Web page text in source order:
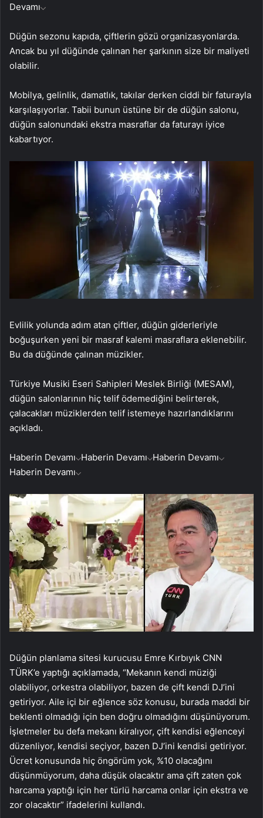
Devamı
Düğün sezonu kapıda, çiftlerin gözü organizasyonlarda.
Ancak bu yıl düğünde çalınan her şarkının size bir maliyeti
olabilir.
Mobilya, gelinlik, damatlık, takılar derken ciddi bir faturayla
karşılaşıyorlar. Tabii bunun üstüne bir de düğün salonu,
düğün salonundaki ekstra masraflar da faturayı iyice
kabartıyor.
Evlilik yolunda adım atan çiftler, düğün giderleriyle
boğuşurken yeni bir masraf kalemi masraflara eklenebilir.
Bu da düğünde çalınan müzikler.
Türkiye Musiki Eseri Sahipleri Meslek Birliği (MESAM),
düğün salonlarının hiç telif ödemediğini belirterek,
çalacakları müziklerden telif istemeye hazırlandıklarını
açıkladı.
Haberin Devamı Haberin Devamı Haberin Devamı
Haberin Devamı
Düğün planlama sitesi kurucusu Emre Kırbıyık CNN
TÜRK’e yaptığı açıklamada, “Mekanın kendi müziği
olabiliyor, orkestra olabiliyor, bazen de çift kendi DJ’ini
getiriyor. Aile içi bir eğlence söz konusu, burada maddi bir
beklenti olmadığı için ben doğru olmadığını düşünüyorum.
İşletmeler bu defa mekanı kiralıyor, çift kendisi eğlenceyi
düzenliyor, kendisi seçiyor, bazen DJ’ini kendisi getiriyor.
Ücret konusunda hiç öngörüm yok, %10 olacağını
düşünmüyorum, daha düşük olacaktır ama çift zaten çok
harcama yaptığı için her türlü harcama onlar için ekstra ve
zor olacaktır” ifadelerini kullandı.